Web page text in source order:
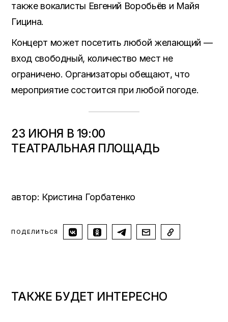
также вокалисты Евгений Воробьёв и Майя
Гицина.
Концерт может посетить любой желающий —
вход свободный, количество мест не
ограничено. Организаторы обещают, что
мероприятие состоится при любой погоде.
23 ИЮНЯ В 19:00
ТЕАТРАЛЬНАЯ ПЛОЩАДЬ
автор: Кристина Горбатенко
ПОДЕЛИТЬСЯ
ТАКЖЕ БУДЕТ ИНТЕРЕСНО